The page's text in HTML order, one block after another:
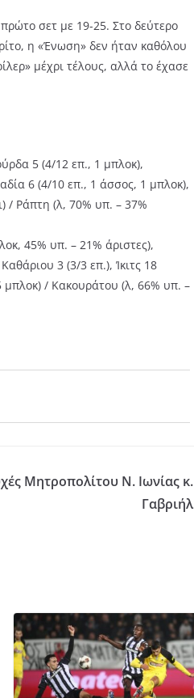
σετ με 19-25. Στο δεύτερο
η «Ένωση» δεν ήταν καθόλου
μέχρι τέλους, αλλά το έχασε
5 (4/12 επ., 1 μπλοκ),
6 (4/10 επ., 1 άσσος, 1 μπλοκ),
/ Ράπτη (λ, 70% υπ. – 37%
45% υπ. – 21% άριστες),
3 (3/3 επ.), Ίκιτς 18
μπλοκ) / Κακουράτου (λ, 66% υπ. –
Μητροπολίτου Ν. Ιωνίας κ.
Γαβριήλ